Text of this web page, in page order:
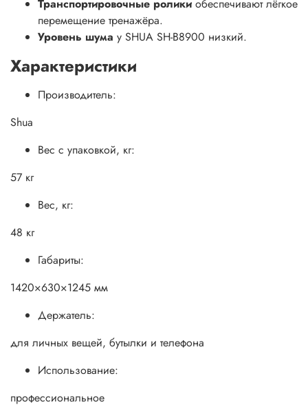
Транспортировочные ролики обеспечивают лёгкое
перемещение тренажёра.
Уровень шума у SHUA SH-B8900 низкий.
Характеристики
Производитель:
Shua
Вес с упаковкой, кг:
57 кг
Вес, кг:
48 кг
Габариты:
1420×630×1245 мм
Держатель:
для личных вещей, бутылки и телефона
Использование:
профессиональное